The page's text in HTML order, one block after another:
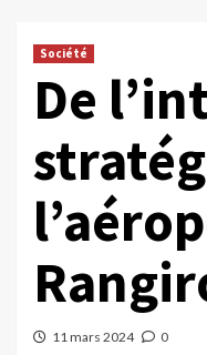
Société
De
11 mars 2024 0